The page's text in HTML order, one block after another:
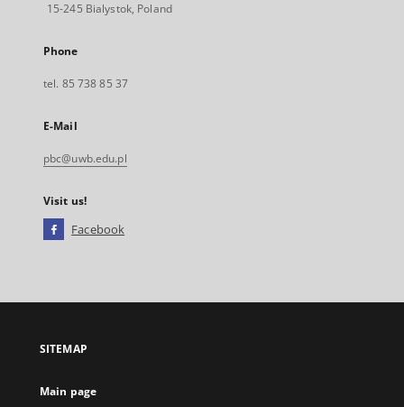
15-245 Bialystok, Poland
Phone
tel. 85 738 85 37
E-Mail
pbc@uwb.edu.pl
Visit us!
Facebook
open
new
SITEMAP
Main page